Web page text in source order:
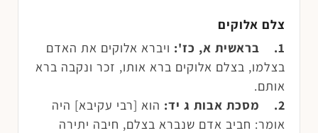
צלם אלוקים
1. בראשית א, כז':
ויברא אלוקים את האדם
בצלמו, בצלם אלוקים ברא אותו, זכר ונקבה ברא
אותם.
2. מסכת אבות ג יד:
הוא [רבי עקיבא] היה
אומר: חביב אדם שנברא בצלם, חיבה יתירה